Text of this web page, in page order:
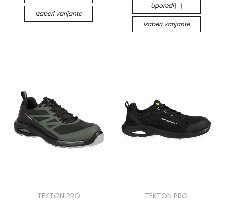
Izaberi varijante
Uporedi
Izaberi varijante
TEKTON PRO
TEKTON PRO